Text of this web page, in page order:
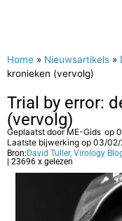
Home » Nieuwsartikels »
kronieken (vervolg)
Trial by error:
(vervolg)
Geplaatst door ME-Gids op
Laatste bijwerking op 03/
Bron: David Tuller, Virology
| 23696 x gelezen